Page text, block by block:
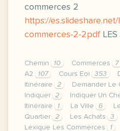
commerces 2
https://
commerces-2-2pdfLES
Chemin 10 Commerces 7
A2
107 Cours Eoi 353
Itinéraire
2 Demander Le
Indiquer
2 Indiquer Un
Itinéraire
1 La Ville 6
Quartier
2 Les Achats 3
Lexique Les Commerces
1